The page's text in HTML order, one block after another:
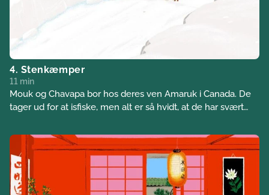
4. Stenkæmper
11 min
Mouk og Chavapa bor hos deres ven Amaruk i Canada. De
tager ud for at isfiske, men alt er så hvidt, at de har svært